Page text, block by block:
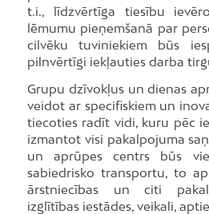
t.i., līdzvērtīga tiesību
lēmumu pieņemšanā par
cilvēku tuviniekiem būs
pilnvērtīgi iekļauties darba
Grupu dzīvokļus un dienas
veidot ar specifiskiem un
tiecoties radīt vidi, kuru pēc
izmantot visi pakalpojuma
un aprūpes centrs būs
sabiedrisko transportu, to
ārstniecības un citi
izglītības iestādes, veikali,